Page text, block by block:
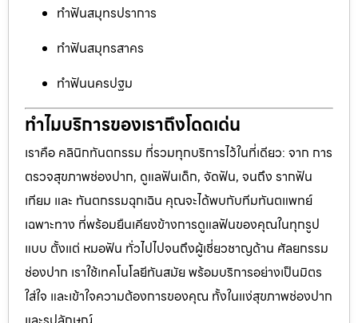
ทำฟันสมุทรปราการ
ทำฟันสมุทรสาคร
ทำฟันนครปฐม
ทำไมบริการของเราถึงโดดเด่น
เราคือ คลินิกทันตกรรม ที่รวมทุกบริการไว้ในที่เดียว: จาก การ
ตรวจสุขภาพช่องปาก, ดูแลฟันเด็ก, จัดฟัน, จนถึง รากฟัน
เทียม และ ทันตกรรมฉุกเฉิน คุณจะได้พบกับทีมทันตแพทย์
เฉพาะทาง ที่พร้อมยืนเคียงข้างการดูแลฟันของคุณในทุกรูป
แบบ ตั้งแต่ หมอฟัน ทั่วไปไปจนถึงผู้เชี่ยวชาญด้าน ศัลยกรรม
ช่องปาก เราใช้เทคโนโลยีทันสมัย พร้อมบริการอย่างเป็นมิตร
ใส่ใจ และเข้าใจความต้องการของคุณ ทั้งในแง่สุขภาพช่องปาก